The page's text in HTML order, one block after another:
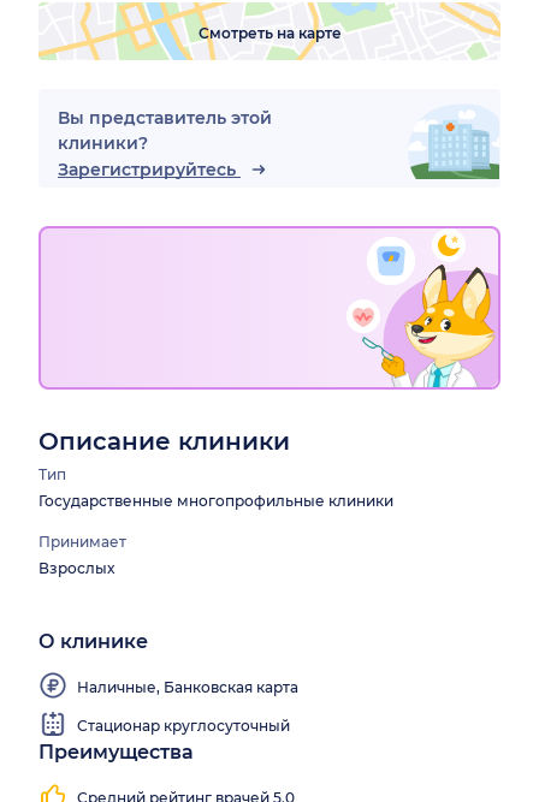
Смотреть на карте
Вы представитель этой
клиники?
Зарегистрируйтесь
Описание клиники
Тип
Государственные многопрофильные клиники
Принимает
Взрослых
О клинике
Наличные, Банковская карта
Стационар круглосуточный
Преимущества
Средний рейтинг врачей 5.0